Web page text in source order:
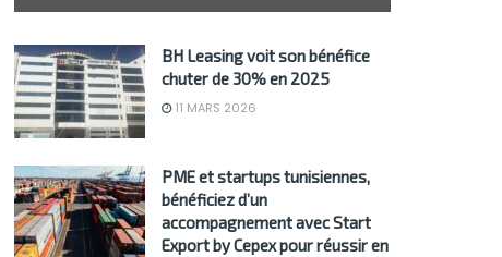
BH Leasing voit son bénéfice
chuter de 30% en 2025
11 MARS 2026
PME et startups tunisiennes,
bénéficiez d’un
accompagnement avec Start
Export by Cepex pour réussir en